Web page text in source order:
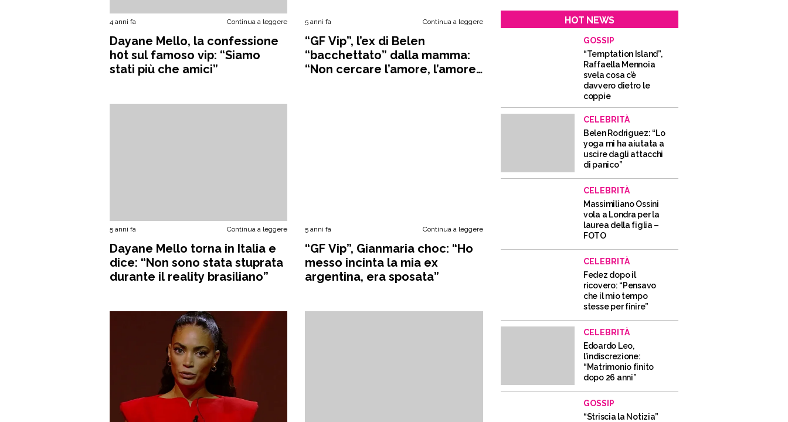
4 anni fa Continua a leggere
Dayane Mello, la confessione
h0t sul famoso vip: “Siamo
stati più che amici”
5 anni fa Continua a leggere
“GF Vip”, l’ex di Belen
“bacchettato” dalla mamma:
“Non cercare l’amore, l’amore
5 anni fa Continua a leggere
Dayane Mello torna in Italia e
dice: “Non sono stata stuprata
durante il reality brasiliano”
5 anni fa Continua a leggere
“GF Vip”, Gianmaria choc: “Ho
messo incinta la mia ex
argentina, era sposata”
HOT NEWS
GOSSIP
“Temptation Island”,
Raffaella Mennoia
svela cosa c’è
davvero dietro le
coppie
CELEBRITÀ
Belen Rodriguez: “Lo
yoga mi ha aiutata a
uscire dagli attacchi
di panico”
CELEBRITÀ
Massimiliano Ossini
vola a Londra per la
laurea della figlia –
FOTO
CELEBRITÀ
Fedez dopo il
ricovero: “Pensavo
che il mio tempo
stesse per finire”
CELEBRITÀ
Edoardo Leo,
l’indiscrezione:
“Matrimonio finito
dopo 26 anni”
GOSSIP
“Striscia la Notizia”